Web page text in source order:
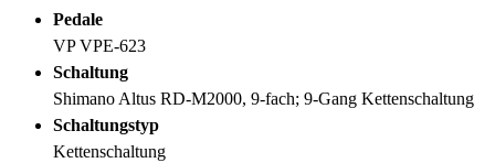
Pedale
VP VPE-623
Schaltung
Shimano Altus RD-M2000, 9-fach; 9-Gang Kettenschaltung
Schaltungstyp
Kettenschaltung